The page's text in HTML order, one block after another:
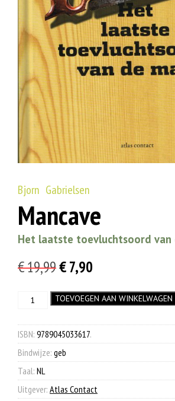
Bjorn Gabrielsen
Mancave
Het laatste toevluchtsoord van
€19,99Oorspronkelijke
was:
€ 19,99.
€7,90
is:
€ 7,90.
Mancave
TOEVOEGEN AAN WINKELWAGEN
ISBN: 9789045033617.
Bindwijze: geb
Taal: NL
Uitgever: Atlas Contact